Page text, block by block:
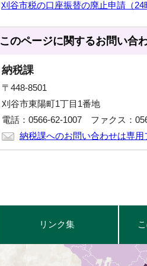
刈谷市税の口座振替の廃止申請（24
このページに関するお問い合
納税課
〒448-8501
刈谷市東陽町1丁目1番地
電話：0566-62-1007 ファクス：
納税課へのお問い合わせは専
リンク集